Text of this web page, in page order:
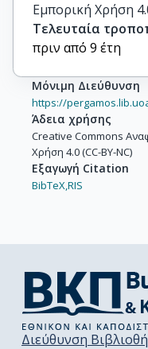
Εμπορική Χρήση
Τελευταία
πριν από 9 έτη
Μόνιμη Διεύθυνση
https://
Άδεια χρήσης
Creative Commons
Χρήση 4.0 (CC-BY-NC)
Εξαγωγή Citation
BibTeX,RIS
Διεύθυνση